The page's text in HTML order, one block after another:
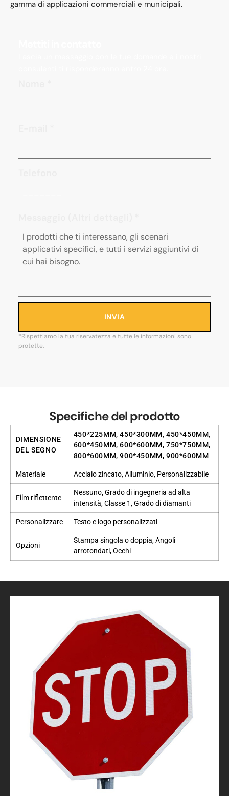
gamma di applicazioni commerciali e municipali.
INVIA
*Rispettiamo la tua riservatezza e tutte le informazioni sono
protette.
Specifiche del prodotto
DIMENSIONE
DEL SEGNO
450*225MM, 450*300MM, 450*450MM,
600*450MM, 600*600MM, 750*750MM,
800*600MM, 900*450MM, 900*600MM
Materiale Acciaio zincato, Alluminio, Personalizzabile
Film riflettente
Nessuno, Grado di ingegneria ad alta
intensità, Classe 1, Grado di diamanti
Personalizzare Testo e logo personalizzati
Opzioni
Stampa singola o doppia, Angoli
arrotondati, Occhi